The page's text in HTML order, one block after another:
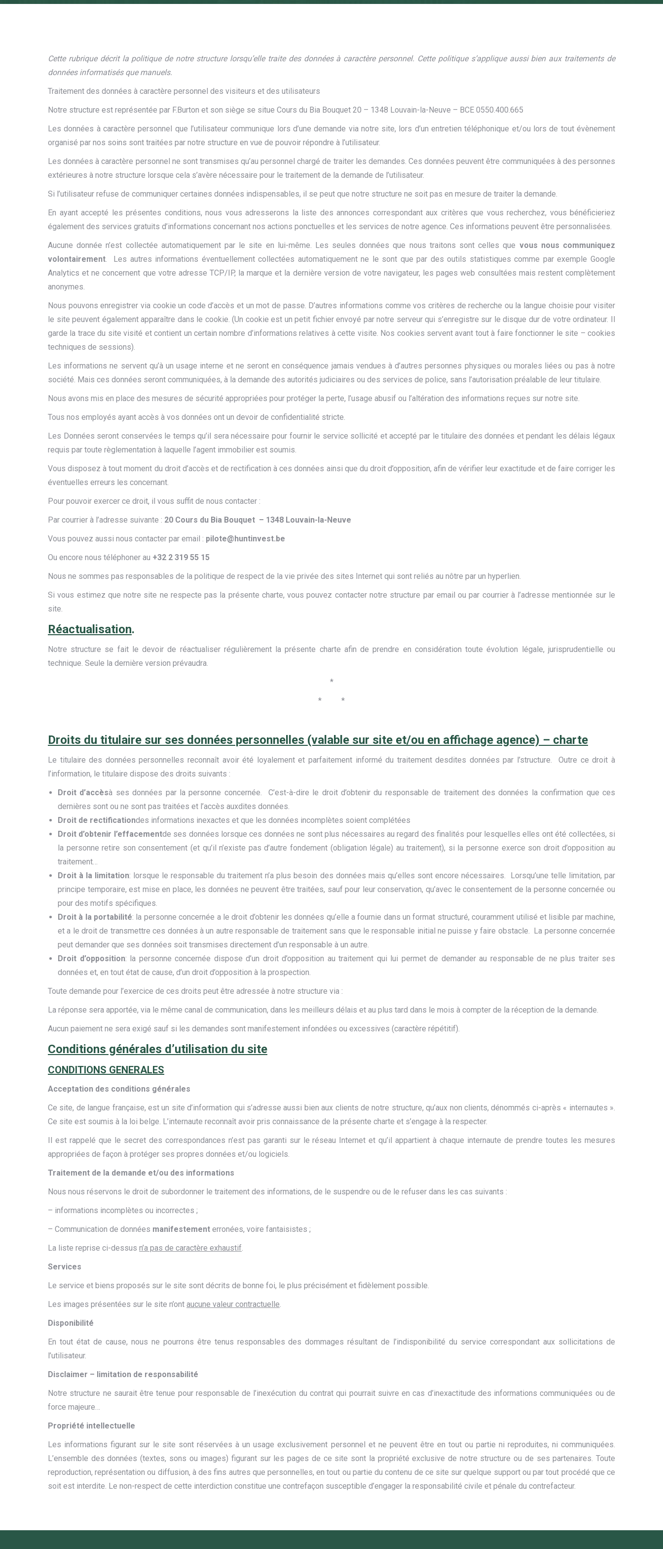
Cette rubrique décrit la politique de notre structure lorsqu’elle traite des données à caractère personnel. Cette politique s’applique aussi bien aux traitements de
données informatisés que manuels.
Traitement des données à caractère personnel des visiteurs et des utilisateurs
Notre structure est représentée par F.Burton et son siège se situe Cours du Bia Bouquet 20 – 1348 Louvain-la-Neuve – BCE 0550.400.665
Les données à caractère personnel que l’utilisateur communique lors d’une demande via notre site, lors d’un entretien téléphonique et/ou lors de tout évènement
organisé par nos soins sont traitées par notre structure en vue de pouvoir répondre à l’utilisateur.
Les données à caractère personnel ne sont transmises qu’au personnel chargé de traiter les demandes. Ces données peuvent être communiquées à des personnes
extérieures à notre structure lorsque cela s’avère nécessaire pour le traitement de la demande de l’utilisateur.
Si l’utilisateur refuse de communiquer certaines données indispensables, il se peut que notre structure ne soit pas en mesure de traiter la demande.
En ayant accepté les présentes conditions, nous vous adresserons la liste des annonces correspondant aux critères que vous recherchez, vous bénéficieriez
également des services gratuits d’informations concernant nos actions ponctuelles et les services de notre agence. Ces informations peuvent être personnalisées.
Aucune donnée n’est collectée automatiquement par le site en lui-même. Les seules données que nous traitons sont celles que vous nous communiquez
volontairement. Les autres informations éventuellement collectées automatiquement ne le sont que par des outils statistiques comme par exemple Google
Analytics et ne concernent que votre adresse TCP/IP, la marque et la dernière version de votre navigateur, les pages web consultées mais restent complètement
anonymes.
Nous pouvons enregistrer via cookie un code d’accès et un mot de passe. D’autres informations comme vos critères de recherche ou la langue choisie pour visiter
le site peuvent également apparaître dans le cookie. (Un cookie est un petit fichier envoyé par notre serveur qui s’enregistre sur le disque dur de votre ordinateur. Il
garde la trace du site visité et contient un certain nombre d’informations relatives à cette visite. Nos cookies servent avant tout à faire fonctionner le site – cookies
techniques de sessions).
Les informations ne servent qu’à un usage interne et ne seront en conséquence jamais vendues à d’autres personnes physiques ou morales liées ou pas à notre
société. Mais ces données seront communiquées, à la demande des autorités judiciaires ou des services de police, sans l’autorisation préalable de leur titulaire.
Nous avons mis en place des mesures de sécurité appropriées pour protéger la perte, l’usage abusif ou l’altération des informations reçues sur notre site.
Tous nos employés ayant accès à vos données ont un devoir de confidentialité stricte.
Les Données seront conservées le temps qu’il sera nécessaire pour fournir le service sollicité et accepté par le titulaire des données et pendant les délais légaux
requis par toute règlementation à laquelle l’agent immobilier est soumis.
Vous disposez à tout moment du droit d’accès et de rectification à ces données ainsi que du droit d’opposition, afin de vérifier leur exactitude et de faire corriger les
éventuelles erreurs les concernant.
Pour pouvoir exercer ce droit, il vous suffit de nous contacter :
Par courrier à l’adresse suivante : 20 Cours du Bia Bouquet – 1348 Louvain-la-Neuve
Vous pouvez aussi nous contacter par email : pilote@huntinvest.be
Ou encore nous téléphoner au +32 2 319 55 15
Nous ne sommes pas responsables de la politique de respect de la vie privée des sites Internet qui sont reliés au nôtre par un hyperlien.
Si vous estimez que notre site ne respecte pas la présente charte, vous pouvez contacter notre structure par email ou par courrier à l’adresse mentionnée sur le
site.
Réactualisation.
Notre structure se fait le devoir de réactualiser régulièrement la présente charte afin de prendre en considération toute évolution légale, jurisprudentielle ou
technique. Seule la dernière version prévaudra.
*
* *
Droits du titulaire sur ses données personnelles (valable sur site et/ou en affichage agence) – charte
Le titulaire des données personnelles reconnaît avoir été loyalement et parfaitement informé du traitement desdites données par l’structure. Outre ce droit à
l’information, le titulaire dispose des droits suivants :
Droit d’accèsà ses données par la personne concernée. C’est-à-dire le droit d’obtenir du responsable de traitement des données la confirmation que ces
dernières sont ou ne sont pas traitées et l’accès auxdites données.
Droit de rectificationdes informations inexactes et que les données incomplètes soient complétées
Droit d’obtenir l’effacementde ses données lorsque ces données ne sont plus nécessaires au regard des finalités pour lesquelles elles ont été collectées, si
la personne retire son consentement (et qu’il n’existe pas d’autre fondement (obligation légale) au traitement), si la personne exerce son droit d’opposition au
traitement…
Droit à la limitation: lorsque le responsable du traitement n’a plus besoin des données mais qu’elles sont encore nécessaires. Lorsqu’une telle limitation, par
principe temporaire, est mise en place, les données ne peuvent être traitées, sauf pour leur conservation, qu’avec le consentement de la personne concernée ou
pour des motifs spécifiques.
Droit à la portabilité: la personne concernée a le droit d’obtenir les données qu’elle a fournie dans un format structuré, couramment utilisé et lisible par machine,
et a le droit de transmettre ces données à un autre responsable de traitement sans que le responsable initial ne puisse y faire obstacle. La personne concernée
peut demander que ses données soit transmises directement d’un responsable à un autre.
Droit d’opposition: la personne concernée dispose d’un droit d’opposition au traitement qui lui permet de demander au responsable de ne plus traiter ses
données et, en tout état de cause, d’un droit d’opposition à la prospection.
Toute demande pour l’exercice de ces droits peut être adressée à notre structure via :
La réponse sera apportée, via le même canal de communication, dans les meilleurs délais et au plus tard dans le mois à compter de la réception de la demande.
Aucun paiement ne sera exigé sauf si les demandes sont manifestement infondées ou excessives (caractère répétitif).
Conditions générales d’utilisation du site
CONDITIONS GENERALES
Acceptation des conditions générales
Ce site, de langue française, est un site d’information qui s’adresse aussi bien aux clients de notre structure, qu’aux non clients, dénommés ci-après « internautes ».
Ce site est soumis à la loi belge. L’internaute reconnaît avoir pris connaissance de la présente charte et s’engage à la respecter.
Il est rappelé que le secret des correspondances n’est pas garanti sur le réseau Internet et qu’il appartient à chaque internaute de prendre toutes les mesures
appropriées de façon à protéger ses propres données et/ou logiciels.
Traitement de la demande et/ou des informations
Nous nous réservons le droit de subordonner le traitement des informations, de le suspendre ou de le refuser dans les cas suivants :
– informations incomplètes ou incorrectes ;
– Communication de données manifestement erronées, voire fantaisistes ;
La liste reprise ci-dessus n’a pas de caractère exhaustif.
Services
Le service et biens proposés sur le site sont décrits de bonne foi, le plus précisément et fidèlement possible.
Les images présentées sur le site n’ont aucune valeur contractuelle.
Disponibilité
En tout état de cause, nous ne pourrons être tenus responsables des dommages résultant de l’indisponibilité du service correspondant aux sollicitations de
l’utilisateur.
Disclaimer – limitation de responsabilité
Notre structure ne saurait être tenue pour responsable de l’inexécution du contrat qui pourrait suivre en cas d’inexactitude des informations communiquées ou de
force majeure…
Propriété intellectuelle
Les informations figurant sur le site sont réservées à un usage exclusivement personnel et ne peuvent être en tout ou partie ni reproduites, ni communiquées.
L’ensemble des données (textes, sons ou images) figurant sur les pages de ce site sont la propriété exclusive de notre structure ou de ses partenaires. Toute
reproduction, représentation ou diffusion, à des fins autres que personnelles, en tout ou partie du contenu de ce site sur quelque support ou par tout procédé que ce
soit est interdite. Le non-respect de cette interdiction constitue une contrefaçon susceptible d’engager la responsabilité civile et pénale du contrefacteur.